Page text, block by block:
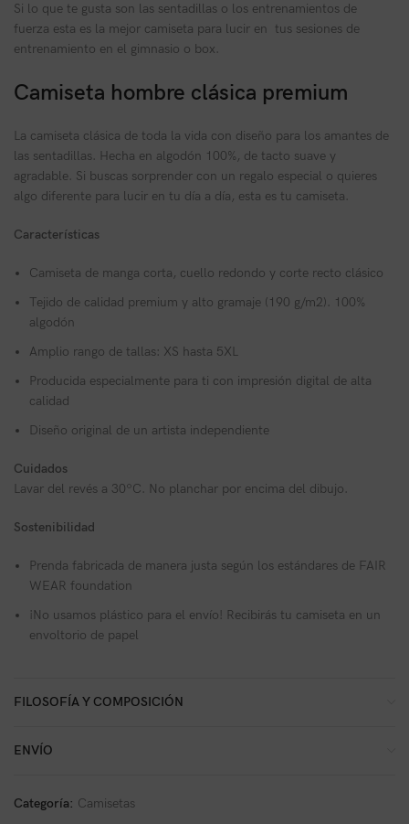
Si lo que te gusta son las sentadillas o los entrenamientos de
fuerza esta es la mejor camiseta para lucir en tus sesiones de
entrenamiento en el gimnasio o box.
Camiseta hombre clásica premium
La camiseta clásica de toda la vida con diseño para los amantes de
las sentadillas. Hecha en algodón 100%, de tacto suave y
agradable. Si buscas sorprender con un regalo especial o quieres
algo diferente para lucir en tu día a día, esta es tu camiseta.
Características
Camiseta de manga corta, cuello redondo y corte recto clásico
Tejido de calidad premium y alto gramaje (190 g/m2). 100%
algodón
Amplio rango de tallas: XS hasta 5XL
Producida especialmente para ti con impresión digital de alta
calidad
Diseño original de un artista independiente
Cuidados
Lavar del revés a 30ºC. No planchar por encima del dibujo.
Sostenibilidad
Prenda fabricada de manera justa según los estándares de FAIR
WEAR foundation
¡No usamos plástico para el envío! Recibirás tu camiseta en un
envoltorio de papel
FILOSOFÍA Y COMPOSICIÓN
ENVÍO
Categoría: Camisetas